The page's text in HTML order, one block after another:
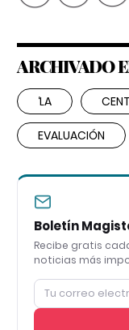
ARCHIVADO
‘LA
EVALUACIÓN
Boletín
Recibe gratis
noticias más